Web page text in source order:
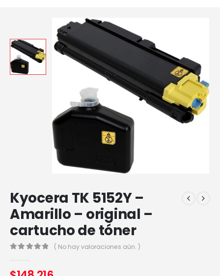
Kyocera TK 5152Y –
Amarillo – original –
cartucho de tóner
( No hay valoraciones aún. )